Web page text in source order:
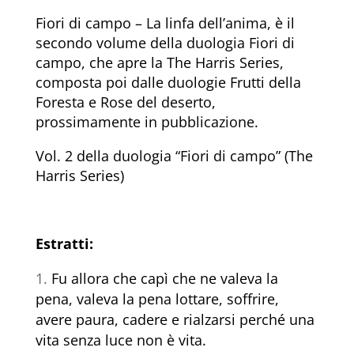
Fiori di campo – La linfa dell’anima, è il
secondo volume della duologia Fiori di
campo, che apre la The Harris Series,
composta poi dalle duologie Frutti della
Foresta e Rose del deserto,
prossimamente in pubblicazione.
Vol. 2 della duologia “Fiori di campo” (The
Harris Series)
Estratti:
Fu allora che capì che ne valeva la
pena, valeva la pena lottare, soffrire,
avere paura, cadere e rialzarsi perché una
vita senza luce non è vita.